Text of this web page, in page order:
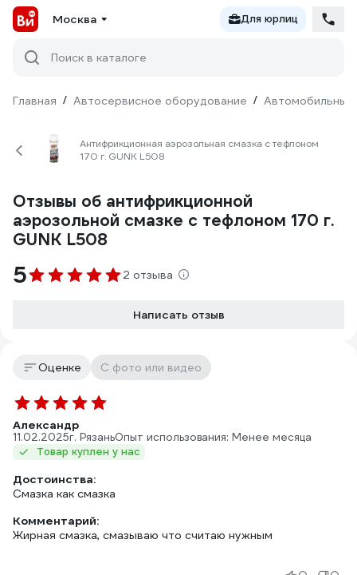
Москва Для юрлиц
Поиск в каталоге
Главная / Автосервисное оборудование / Автомобильные
Антифрикционная аэрозольная смазка с тефлоном
170 г. GUNK L508
Отзывы об антифрикционной
аэрозольной смазке с тефлоном 170 г.
GUNK L508
5 2 отзыва
Написать отзыв
Оценке С фото или видео
Александр
11.02.2025г. РязаньОпыт использования: Менее месяца
Товар куплен у нас
Достоинства:
Смазка как смазка
Комментарий:
Жирная смазка, смазываю что считаю нужным